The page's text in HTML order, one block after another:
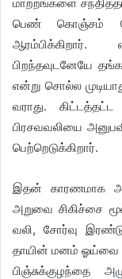
பெண் கொஞ்சம்
ஆரம்பிக்கிறார்.
பிறந்தவுடனேயே
என்று சொல்ல
வராது.
பிரசவவலியை
பெற்றெடுக்கிறார்.
இதன் காரணமாக
அறுவை சிகிச்சை
வலி, சோர்வு
தாயின் மனம் ஓய்வை
பிஞ்சுக்குழந்தை